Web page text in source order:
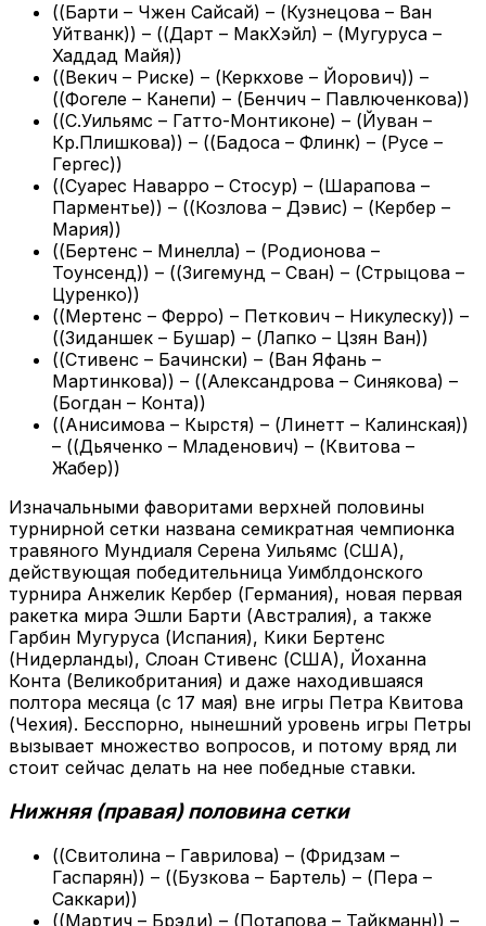
((Барти – Чжен Сайсай) – (Кузнецова – Ван
Уйтванк)) – ((Дарт – МакХэйл) – (Мугуруса –
Хаддад Майя))
((Векич – Риске) – (Керкхове – Йорович)) –
((Фогеле – Канепи) – (Бенчич – Павлюченкова))
((С.Уильямс – Гатто-Монтиконе) – (Йуван –
Кр.Плишкова)) – ((Бадоса – Флинк) – (Русе –
Гергес))
((Суарес Наварро – Стосур) – (Шарапова –
Парментье)) – ((Козлова – Дэвис) – (Кербер –
Мария))
((Бертенс – Минелла) – (Родионова –
Тоунсенд)) – ((Зигемунд – Сван) – (Стрыцова –
Цуренко))
((Мертенс – Ферро) – Петкович – Никулеску)) –
((Зиданшек – Бушар) – (Лапко – Цзян Ван))
((Стивенс – Бачински) – (Ван Яфань –
Мартинкова)) – ((Александрова – Синякова) –
(Богдан – Конта))
((Анисимова – Кырстя) – (Линетт – Калинская))
– ((Дьяченко – Младенович) – (Квитова –
Жабер))
Изначальными фаворитами верхней половины
турнирной сетки названа семикратная чемпионка
травяного Мундиаля Серена Уильямс (США),
действующая победительница Уимблдонского
турнира Анжелик Кербер (Германия), новая первая
ракетка мира Эшли Барти (Австралия), а также
Гарбин Мугуруса (Испания), Кики Бертенс
(Нидерланды), Слоан Стивенс (США), Йоханна
Конта (Великобритания) и даже находившаяся
полтора месяца (с 17 мая) вне игры Петра Квитова
(Чехия). Бесспорно, нынешний уровень игры Петры
вызывает множество вопросов, и потому вряд ли
стоит сейчас делать на нее победные ставки.
Нижняя (правая) половина сетки
((Свитолина – Гаврилова) – (Фридзам –
Гаспарян)) – ((Бузкова – Бартель) – (Пера –
Саккари))
((Мартич – Брэди) – (Потапова – Тайкманн)) –